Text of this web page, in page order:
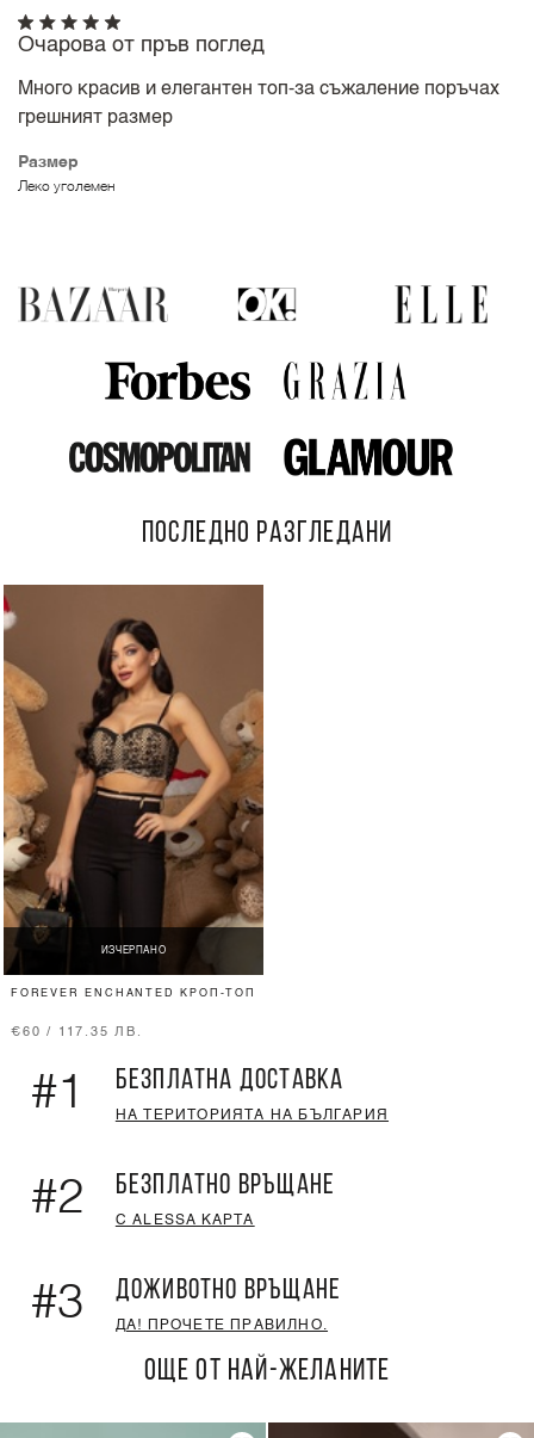
Размер
Леко уголемен
Очарова от пръв поглед
Много красив и елегантен топ-за съжаление поръчах
грешният размер
ПОСЛЕДНО РАЗГЛЕДАНИ
ИЗЧЕРПАНО
FOREVER ENCHANTED КРОП-ТОП
€60 / 117.35 ЛВ.
#1 БЕЗПЛАТНА ДОСТАВКА
НА ТЕРИТОРИЯТА НА БЪЛГАРИЯ
#2 БЕЗПЛАТНО ВРЪЩАНЕ
С ALESSA КАРТА
#3 ДОЖИВОТНО ВРЪЩАНЕ
ДА! ПРОЧЕТЕ ПРАВИЛНО.
ОЩЕ ОТ НАЙ-ЖЕЛАНИТЕ